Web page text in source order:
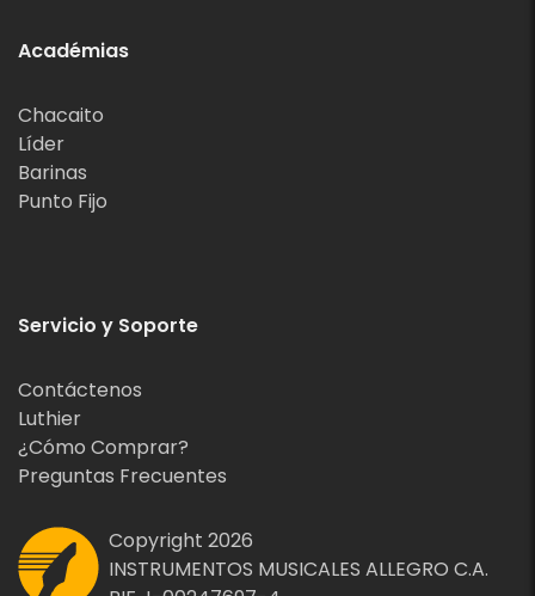
Académias
Chacaito
Líder
Barinas
Punto Fijo
Servicio y Soporte
Contáctenos
Luthier
¿Cómo Comprar?
Preguntas Frecuentes
Copyright 2026
INSTRUMENTOS MUSICALES ALLEGRO C.A.